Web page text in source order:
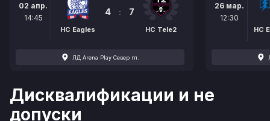
02 апр.
14:45
HC Eagles
4 : 7
HC Tele2
ЛД Arena Play Север гл.
26 мар.
12:30
HC
Дисквалификации и не
допуски